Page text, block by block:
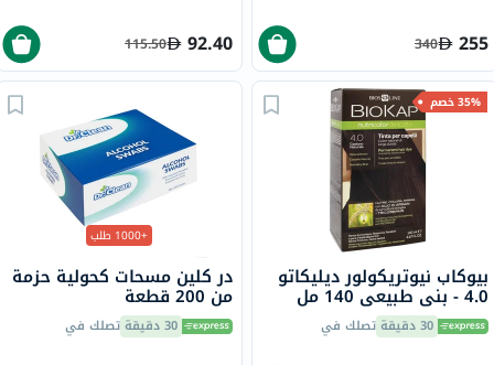
255
340
92.40
115.50
35% خصم
بيوكاب نيوتريكولور ديليكاتو
4.0 - بني طبيعي 140 مل
30 دقيقة تصلك في
+1000 طلب
در كلين مسحات كحولية حزمة
من 200 قطعة
30 دقيقة تصلك في